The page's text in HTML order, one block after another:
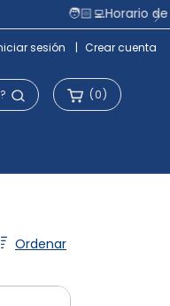
sesión | Crear cuenta
(0)
Ordenar